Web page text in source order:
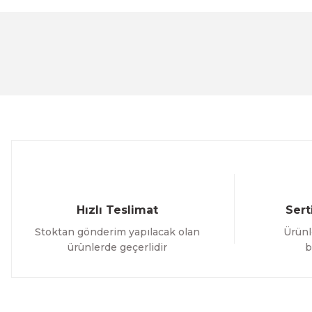
Hızlı Teslimat
Stoktan gönderim yapılacak olan
ürünlerde geçerlidir